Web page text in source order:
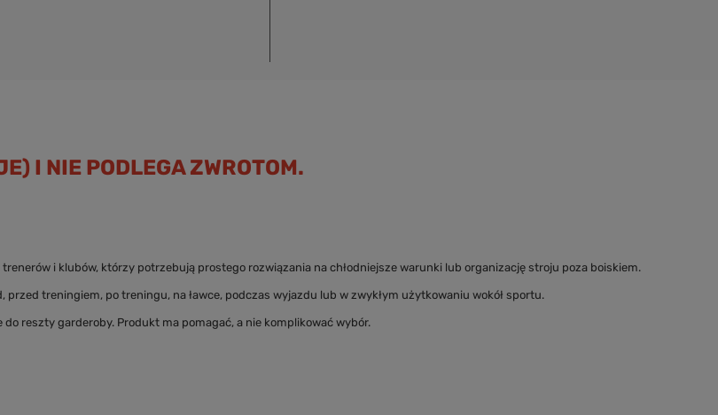
I NIE PODLEGA ZWROTOM.
i klubów, którzy potrzebują prostego rozwiązania na chłodniejsze warunki lub organizację stroju poza boiskiem.
treningiem, po treningu, na ławce, podczas wyjazdu lub w zwykłym użytkowaniu wokół sportu.
reszty garderoby. Produkt ma pomagać, a nie komplikować wybór.